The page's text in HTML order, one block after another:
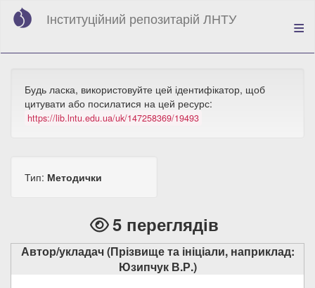
Перейти
вмісту
Інституційний репозитарій ЛНТУ
Будь ласка, використовуйте цей ідентифікатор, щоб
цитувати або посилатися на цей ресурс:
https://lib.lntu.edu.ua/uk/147258369/19493
Тип: Методички
5 переглядів
Автор/укладач (Прізвище та ініціали, наприклад:
Юзипчук В.Р.)